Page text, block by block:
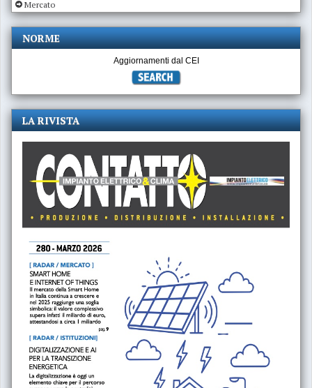
Mercato
NORME
Aggiornamenti dal CEI
LA RIVISTA